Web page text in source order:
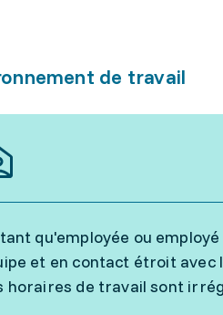
de travail
qu'employée ou
et en contact étroit avec
horaires de travail sont